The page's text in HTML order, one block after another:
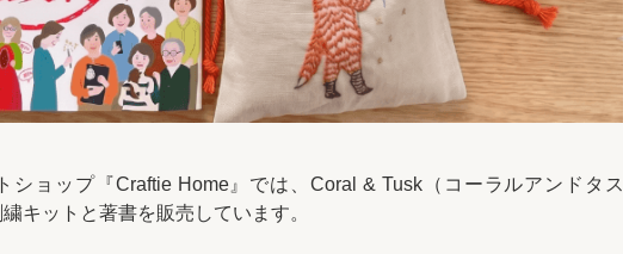
ショップ『Craftie Home』では、Coral & Tusk（コーラルアンドタス
キットと著書を販売しています。